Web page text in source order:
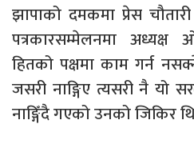
झापाको दमकमा प्रेस
पत्रकारसम्मेलनमा अध्यक्ष
हितको पक्षमा काम गर्न
जसरी नाङ्गिए त्यसरी नै
नाङ्गिँदै गएको उनको जिकिर